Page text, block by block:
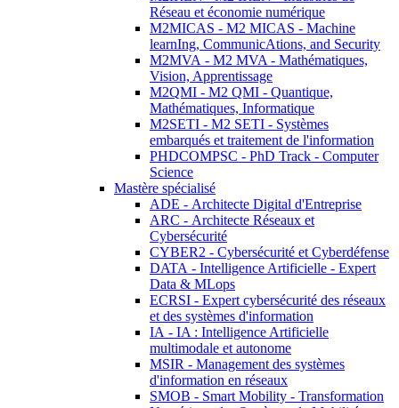
Réseau et économie numérique
M2MICAS - M2 MICAS - Machine
learnIng, CommunicAtions, and Security
M2MVA - M2 MVA - Mathématiques,
Vision, Apprentissage
M2QMI - M2 QMI - Quantique,
Mathématiques, Informatique
M2SETI - M2 SETI - Systèmes
embarqués et traitement de l'information
PHDCOMPSC - PhD Track - Computer
Science
Mastère spécialisé
ADE - Architecte Digital d'Entreprise
ARC - Architecte Réseaux et
Cybersécurité
CYBER2 - Cybersécurité et Cyberdéfense
DATA - Intelligence Artificielle - Expert
Data & MLops
ECRSI - Expert cybersécurité des réseaux
et des systèmes d'information
IA - IA : Intelligence Artificielle
multimodale et autonome
MSIR - Management des systèmes
d'information en réseaux
SMOB - Smart Mobility - Transformation